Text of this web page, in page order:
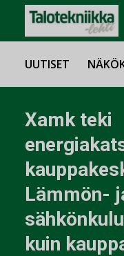
UUTISET
Xamk teki
Lämmön-
kuin